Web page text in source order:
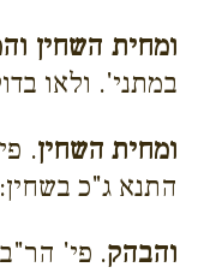
ומחית השחין
במתני'. ולאו
ומחית השחין.
התנא ג"כ בשחין:
והבהק. פי'